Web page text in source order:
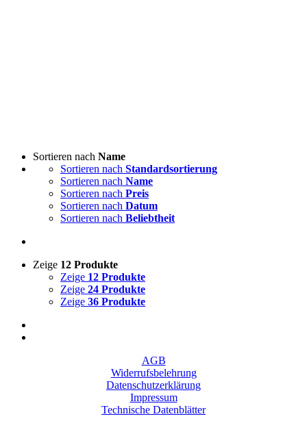
Sortieren nach Name
Sortieren nach Standardsortierung
Sortieren nach Name
Sortieren nach Preis
Sortieren nach Datum
Sortieren nach Beliebtheit
Zeige 12 Produkte
Zeige 12 Produkte
Zeige 24 Produkte
Zeige 36 Produkte
AGB
Widerrufsbelehrung
Datenschutzerklärung
Impressum
Technische Datenblätter